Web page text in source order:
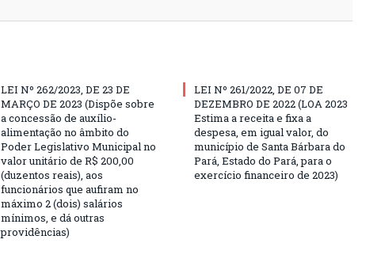
LEI Nº 262/2023, DE 23 DE
MARÇO DE 2023 (Dispõe sobre
a concessão de auxílio-
alimentação no âmbito do
Poder Legislativo Municipal no
valor unitário de R$ 200,00
(duzentos reais), aos
funcionários que aufiram no
máximo 2 (dois) salários
mínimos, e dá outras
providências)
LEI Nº 261/2022, DE 07 DE
DEZEMBRO DE 2022 (LOA 2023
Estima a receita e fixa a
despesa, em igual valor, do
município de Santa Bárbara do
Pará, Estado do Pará, para o
exercício financeiro de 2023)